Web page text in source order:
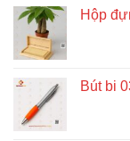
Hộp
Bút bi